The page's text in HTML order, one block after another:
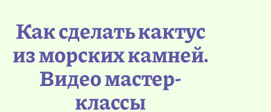
Как сделать кактус
из морских камней.
Видео мастер-
классы